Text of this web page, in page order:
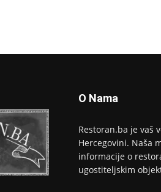
O Nama
Restoran.ba je vaš
Hercegovini. Naša
informacije o
ugostiteljskim